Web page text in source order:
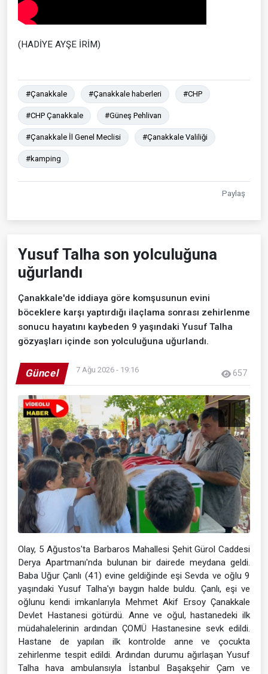
(HADİYE AYŞE İRİM)
#Çanakkale #Çanakkale haberleri #CHP
#CHP Çanakkale #Güneş Pehlivan
#Çanakkale İl Genel Meclisi #Çanakkale Valiliği
#kamping
Paylaş
Yusuf Talha son yolculuğuna
uğurlandı
Çanakkale'de iddiaya göre komşusunun evini
böceklere karşı yaptırdığı ilaçlama sonrası zehirlenme
sonucu hayatını kaybeden 9 yaşındaki Yusuf Talha
gözyaşları içinde son yolculuğuna uğurlandı.
Güncel 7 Ağu 2026 - 19:16 657
Olay, 5 Ağustos'ta Barbaros Mahallesi Şehit Gürol Caddesi
Derya Apartmanı'nda bulunan bir dairede meydana geldi.
Baba Uğur Çanlı (41) evine geldiğinde eşi Sevda ve oğlu 9
yaşındaki Yusuf Talha'yı baygın halde buldu. Çanlı, eşi ve
oğlunu kendi imkanlarıyla Mehmet Akif Ersoy Çanakkale
Devlet Hastanesi götürdü. Anne ve oğul, hastanedeki ilk
müdahalelerinin ardından ÇOMÜ Hastanesine sevk edildi.
Hastane de yapılan ilk kontrolde anne ve çocukta
zehirlenme tespit edildi. Ardından durumu ağırlaşan Yusuf
Talha hava ambulansıyla İstanbul Başakşehir Çam ve